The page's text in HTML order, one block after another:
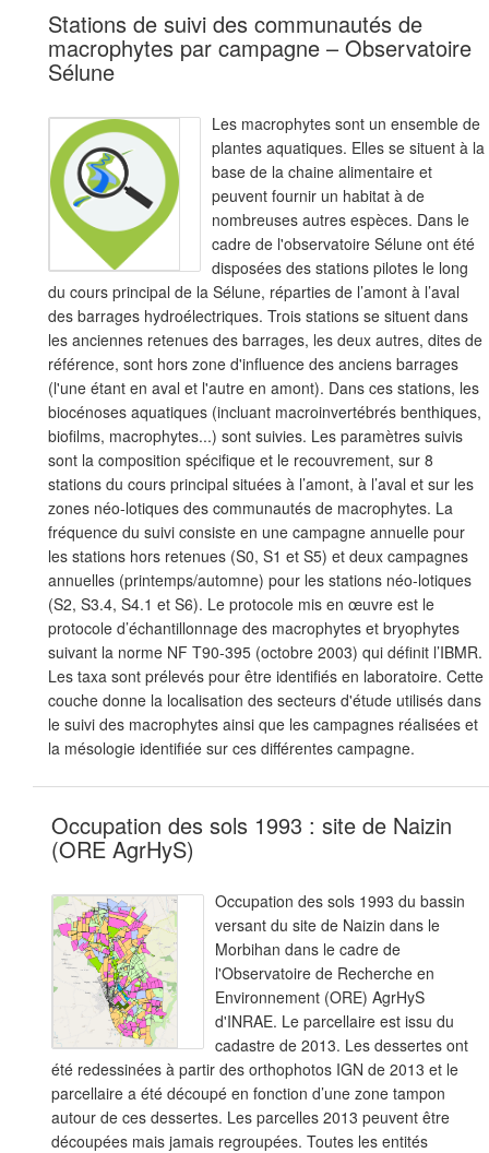
Stations de suivi des communautés de
macrophytes par campagne – Observatoire
Sélune
Les macrophytes sont un ensemble de
plantes aquatiques. Elles se situent à la
base de la chaine alimentaire et
peuvent fournir un habitat à de
nombreuses autres espèces. Dans le
cadre de l'observatoire Sélune ont été
disposées des stations pilotes le long
du cours principal de la Sélune, réparties de l’amont à l’aval
des barrages hydroélectriques. Trois stations se situent dans
les anciennes retenues des barrages, les deux autres, dites de
référence, sont hors zone d'influence des anciens barrages
(l'une étant en aval et l'autre en amont). Dans ces stations, les
biocénoses aquatiques (incluant macroinvertébrés benthiques,
biofilms, macrophytes...) sont suivies. Les paramètres suivis
sont la composition spécifique et le recouvrement, sur 8
stations du cours principal situées à l’amont, à l’aval et sur les
zones néo-lotiques des communautés de macrophytes. La
fréquence du suivi consiste en une campagne annuelle pour
les stations hors retenues (S0, S1 et S5) et deux campagnes
annuelles (printemps/automne) pour les stations néo-lotiques
(S2, S3.4, S4.1 et S6). Le protocole mis en œuvre est le
protocole d’échantillonnage des macrophytes et bryophytes
suivant la norme NF T90-395 (octobre 2003) qui définit l’IBMR.
Les taxa sont prélevés pour être identifiés en laboratoire. Cette
couche donne la localisation des secteurs d'étude utilisés dans
le suivi des macrophytes ainsi que les campagnes réalisées et
la mésologie identifiée sur ces différentes campagne.
Occupation des sols 1993 : site de Naizin
(ORE AgrHyS)
Occupation des sols 1993 du bassin
versant du site de Naizin dans le
Morbihan dans le cadre de
l'Observatoire de Recherche en
Environnement (ORE) AgrHyS
d'INRAE. Le parcellaire est issu du
cadastre de 2013. Les dessertes ont
été redessinées à partir des orthophotos IGN de 2013 et le
parcellaire a été découpé en fonction d’une zone tampon
autour de ces dessertes. Les parcelles 2013 peuvent être
découpées mais jamais regroupées. Toutes les entités